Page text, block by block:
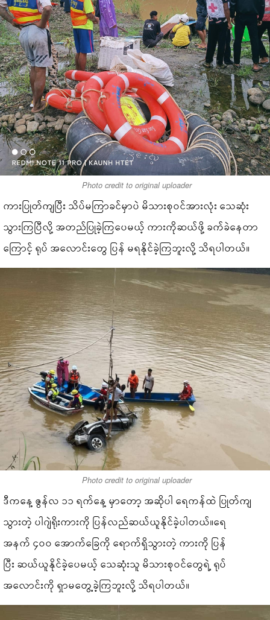
Photo credit to original uploader
ကားပြုတ်ကျပြီး သိပ်မကြာခင်မှာပဲ မိသားစုဝင်အားလုံး သေဆုံး
သွားကြပြီလို့ အတည်ပြုခဲ့ကြပေမယ့် ကားကိုဆယ်ဖို့ ခက်ခဲနေတာ
ကြောင့် ရုပ် အလောင်းတွေ ပြန် မရနိုင်ခဲ့ကြဘူးလို့ သိရပါတယ်။
Photo credit to original uploader
ဒီကနေ့ ဇွန်လ ၁၁ ရက်နေ့ မှာတော့ အဆိုပါ ရေကန်ထဲ ပြုတ်ကျ
သွားတဲ့ ပါဂျဲရိုးကားကို ပြန်လည်ဆယ်ယူနိုင်ခဲ့ပါတယ်။ရေ
အနက် ၄၀၀ အောက်ခြေကို ရောက်ရှိသွားတဲ့ ကားကို ပြန်
ပြီး ဆယ်ယူနိုင်ခဲ့ပေမယ့် သေဆုံးသူ မိသားစုဝင်တွေရဲ့ ရုပ်
အလောင်းကို ရှာမတွေ့ခဲ့ကြဘူးလို့ သိရပါတယ်။